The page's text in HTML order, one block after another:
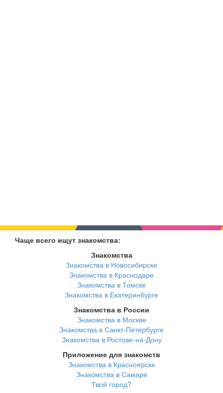
Чаще всего ищут знакомства:
Знакомства
Знакомства в Новосибирске
Знакомства в Краснодаре
Знакомства в Томске
Знакомства в Екатеринбурге
Знакомства в России
Знакомства в Москве
Знакомства в Санкт-Петербурге
Знакомства в Ростове-на-Дону
Приложение для знакомств
Знакомства в Красноярске
Знакомства в Самаре
Твой город?